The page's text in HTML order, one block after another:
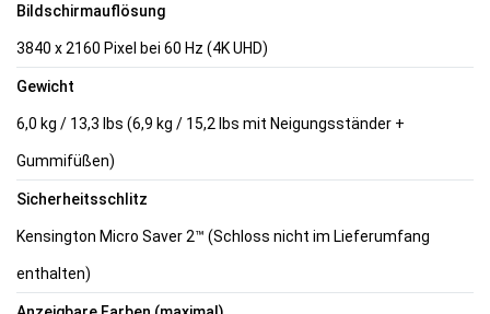
Bildschirmauflösung
3840 x 2160 Pixel bei 60 Hz (4K UHD)
Gewicht
6,0 kg / 13,3 lbs (6,9 kg / 15,2 lbs mit Neigungsständer +
Gummifüßen)
Sicherheitsschlitz
Kensington Micro Saver 2™ (Schloss nicht im Lieferumfang
enthalten)